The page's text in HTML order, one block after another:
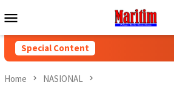
to
Menu
Special Content
Home NASIONAL